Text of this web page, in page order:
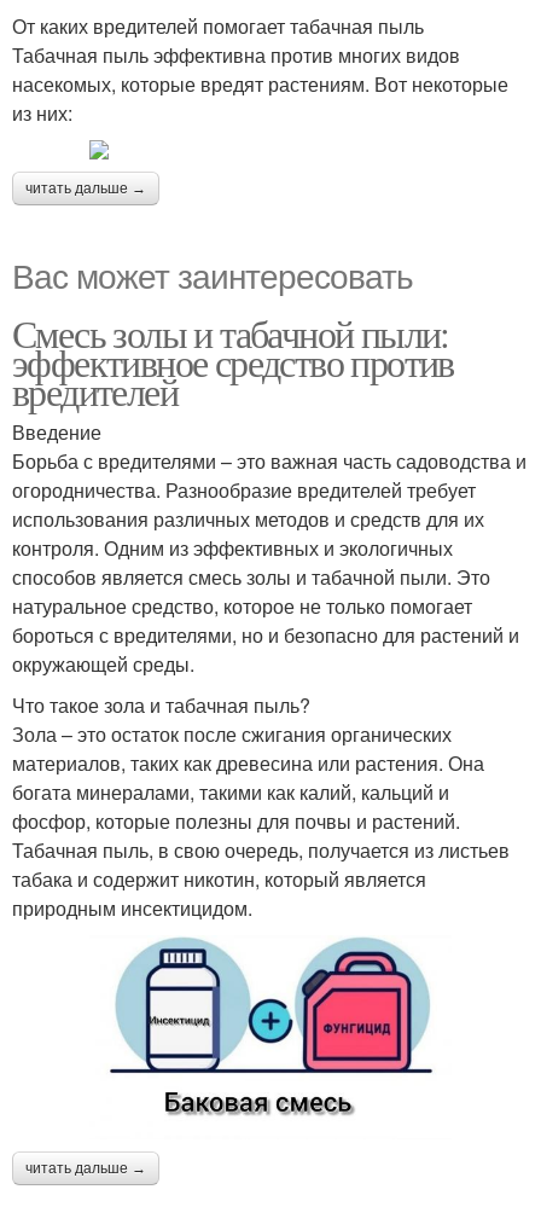
От каких вредителей помогает табачная пыль
Табачная пыль эффективна против многих видов
насекомых, которые вредят растениям. Вот некоторые
из них:
читать дальше →
Вас может заинтересовать
Смесь золы и табачной пыли:
эффективное средство против
вредителей
Введение
Борьба с вредителями – это важная часть садоводства и
огородничества. Разнообразие вредителей требует
использования различных методов и средств для их
контроля. Одним из эффективных и экологичных
способов является смесь золы и табачной пыли. Это
натуральное средство, которое не только помогает
бороться с вредителями, но и безопасно для растений и
окружающей среды.
Что такое зола и табачная пыль?
Зола – это остаток после сжигания органических
материалов, таких как древесина или растения. Она
богата минералами, такими как калий, кальций и
фосфор, которые полезны для почвы и растений.
Табачная пыль, в свою очередь, получается из листьев
табака и содержит никотин, который является
природным инсектицидом.
читать дальше →